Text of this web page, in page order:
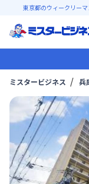
東京都のウィークリー
ミスタービジネス 兵